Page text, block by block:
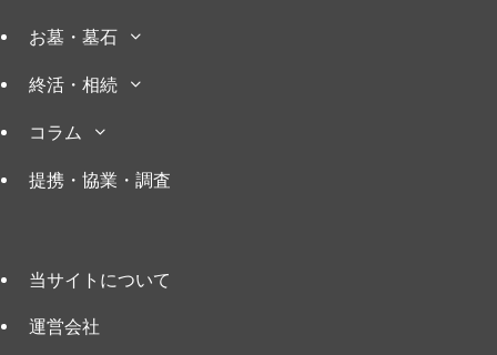
お墓・墓石
終活・相続
コラム
提携・協業・調査
当サイトについて
運営会社